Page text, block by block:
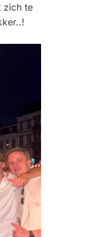
zich te